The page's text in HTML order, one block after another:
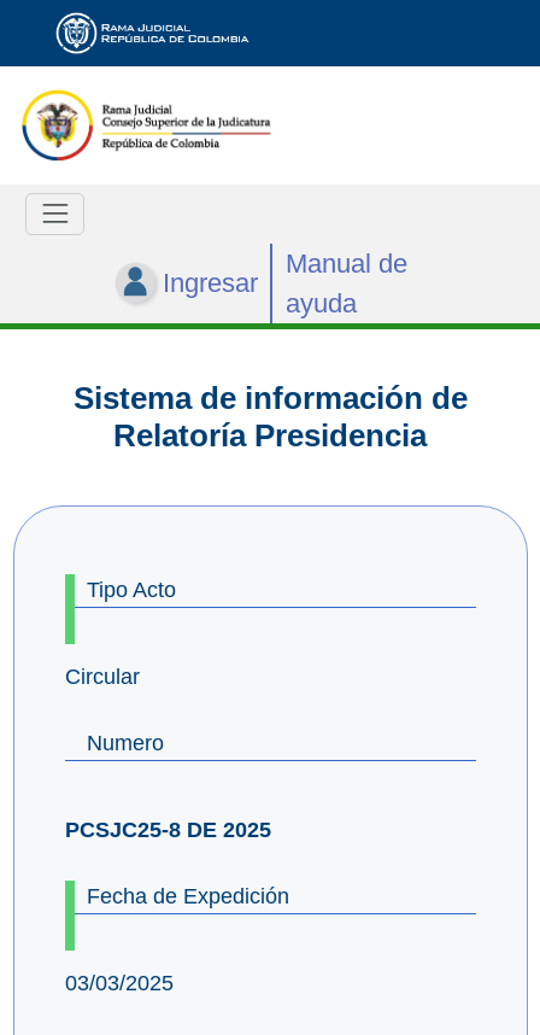
Ingresar
Manual de
ayuda
Sistema de información de
Relatoría Presidencia
Tipo Acto
Circular
Numero
PCSJC25-8 DE 2025
Fecha de Expedición
03/03/2025